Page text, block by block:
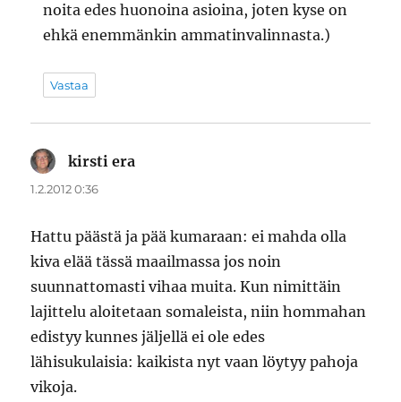
noita edes huonoina asioina, joten kyse on
ehkä enemmänkin ammatinvalinnasta.)
Vastaa
kirsti era
1.2.2012 0:36
Hattu päästä ja pää kumaraan: ei mahda olla
kiva elää tässä maailmassa jos noin
suunnattomasti vihaa muita. Kun nimittäin
lajittelu aloitetaan somaleista, niin hommahan
edistyy kunnes jäljellä ei ole edes
lähisukulaisia: kaikista nyt vaan löytyy pahoja
vikoja.